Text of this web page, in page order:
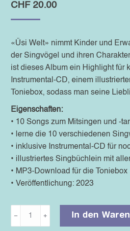
CHF 20.00
«Üsi Welt» nimmt Kinder und
der Singvögel und ihren
ist dieses Album ein Highlight für
Instrumental-CD, einem
Toniebox, sodass man seine
Eigenschaften:
• 10 Songs zum Mitsingen und -
• lerne die 10 verschiedenen
• inklusive Instrumental-CD für
• illustriertes Singbüchlein mit
• MP3-Download für die Toniebox
• Veröffentlichung: 2023
﹣ ﹢ In den